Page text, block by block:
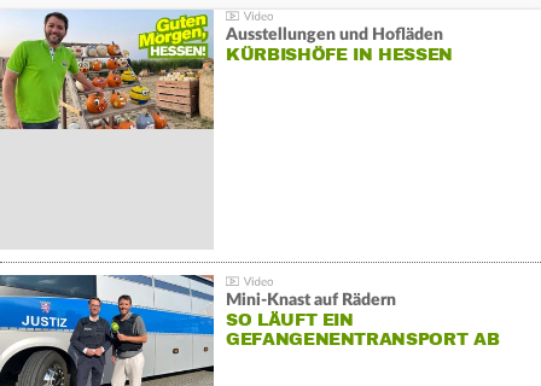
Ausstellungen und Hofläden
KÜRBISHÖFE IN HESSEN
Mini-Knast auf Rädern
SO LÄUFT EIN
GEFANGENENTRANSPORT AB